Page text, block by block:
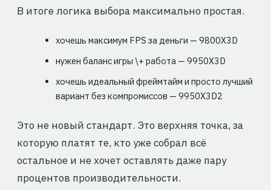
В итоге логика выбора максимально простая.
хочешь максимум FPS за деньги — 9800X3D
нужен баланс игры \+ работа — 9950X3D
хочешь идеальный фреймтайм и просто лучший
вариант без компромиссов — 9950X3D2
Это не новый стандарт. Это верхняя точка, за
которую платят те, кто уже собрал всё
остальное и не хочет оставлять даже пару
процентов производительности.